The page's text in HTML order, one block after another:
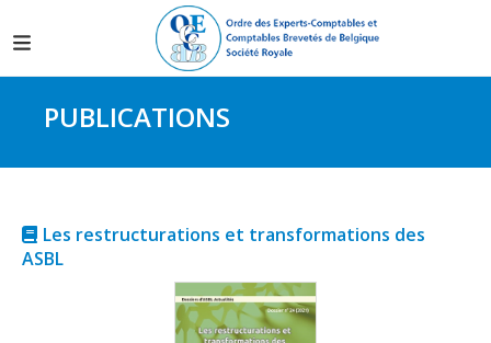
PUBLICATIONS
Les restructurations et transformations des
ASBL